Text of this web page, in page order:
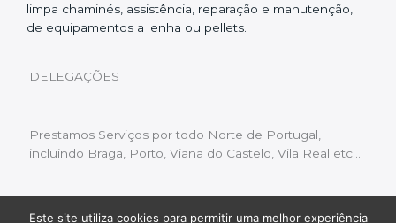
limpa chaminés, assistência, reparação e manutenção,
de equipamentos a lenha ou pellets.
DELEGAÇÕES
Prestamos Serviços por todo Norte de Portugal,
incluindo Braga, Porto, Viana do Castelo, Vila Real etc…
Este site utiliza cookies para permitir uma melhor experiência